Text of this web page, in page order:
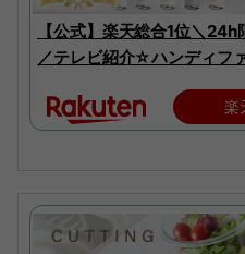
【公式】楽天総合1位＼
／テレビ紹介☆ハンディフ
楽